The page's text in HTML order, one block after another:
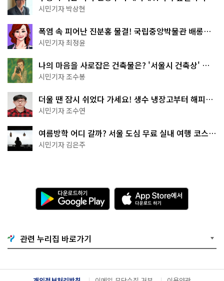
서울둘레길 15코스
시민기자 박상현
폭염 속 피어난 진분홍 물결! 국립중앙박물관 배롱나
무 명소
시민기자 최정윤
나의 마음을 사로잡은 건축물은? '서울시 건축상' 수
상작 공개!
시민기자 조수봉
더울 땐 잠시 쉬었다 가세요! 생수 냉장고부터 해피소
·무더위쉼터까지
시민기자 조수연
여름방학 어디 갈까? 서울 도심 무료 실내 여행 코스
추천
시민기자 김은주
다
운
로
기
G
o
g
l
A
p
p
e
서
다
관련 누리집 바로가기